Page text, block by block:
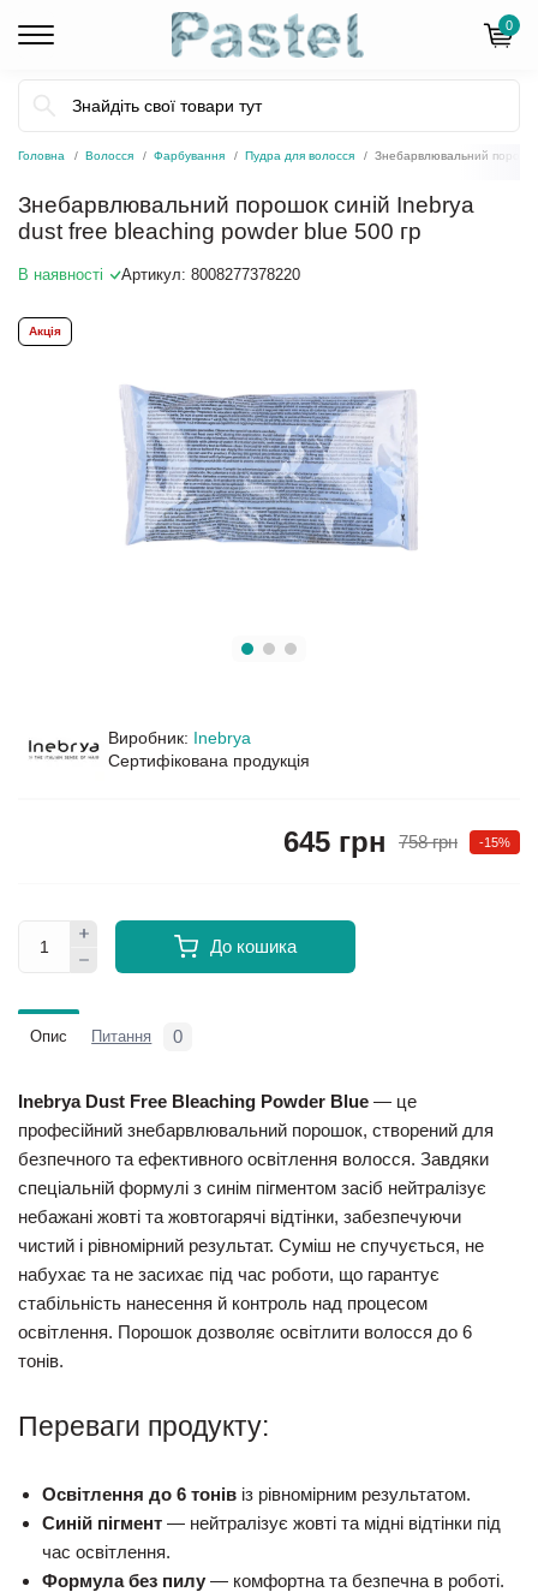
0
Головна Волосся Фарбування Пудра для волосся Знебарвлювальний
Знебарвлювальний порошок синій Inebrya
dust free bleaching powder blue 500 гр
В наявності Артикул: 8008277378220
Акція
Виробник: Inebrya
Сертифікована продукція
758 грн -15%
645 грн
До кошика
Опис Питання 0
Inebrya Dust Free Bleaching Powder Blue — це
професійний знебарвлювальний порошок, створений для
безпечного та ефективного освітлення волосся. Завдяки
спеціальній формулі з синім пігментом засіб нейтралізує
небажані жовті та жовтогарячі відтінки, забезпечуючи
чистий і рівномірний результат. Суміш не спучується, не
набухає та не засихає під час роботи, що гарантує
стабільність нанесення й контроль над процесом
освітлення. Порошок дозволяє освітлити волосся до 6
тонів.
Переваги продукту:
Освітлення до 6 тонів із рівномірним результатом.
Синій пігмент — нейтралізує жовті та мідні відтінки під
час освітлення.
Формула без пилу — комфортна та безпечна в роботі.